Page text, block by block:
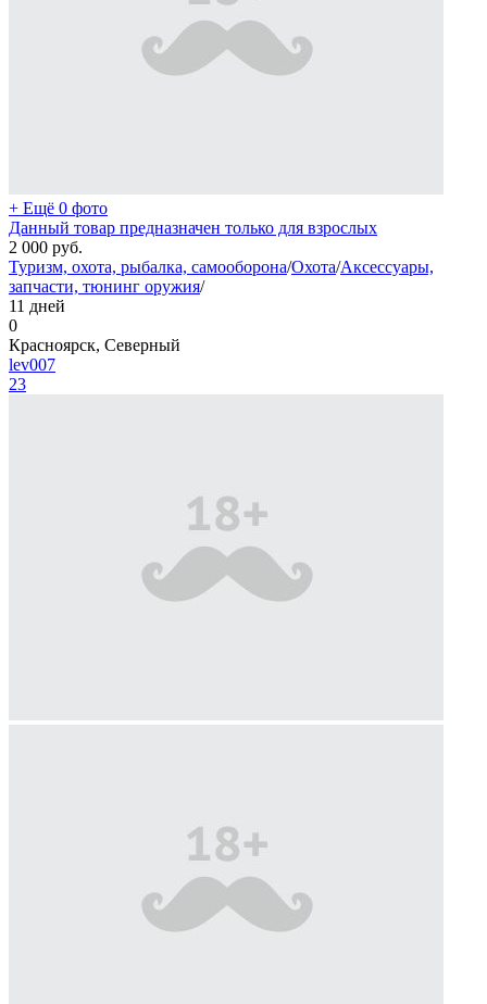
+ Ещё 0 фото
Данный товар предназначен только для взрослых
2 000 руб.
Туризм, охота, рыбалка, самооборона/Охота/Аксессуары,
запчасти, тюнинг оружия/
11 дней
0
Красноярск, Северный
lev007
23